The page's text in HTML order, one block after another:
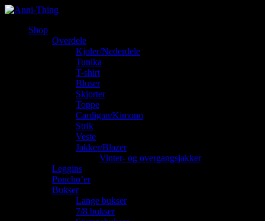
Shop
Overdele
Kjoler/Nederdele
Tunika
T-shirt
Bluser
Skjorter
Toppe
Cardigan/Kimono
Strik
Veste
Jakker/Blazer
Vinter- og overgangsjakker
Leggins
Poncho’er
Bukser
Lange bukser
7/8 bukser